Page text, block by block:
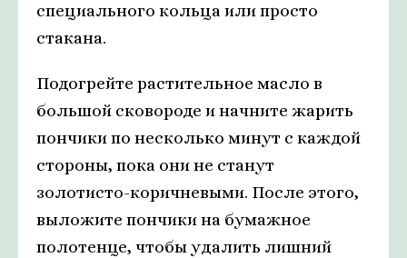
специального кольца или просто
стакана.
Подогрейте растительное масло в
большой сковороде и начните жарить
пончики по несколько минут с каждой
стороны, пока они не станут
золотисто-коричневыми. После этого,
выложите пончики на бумажное
полотенце, чтобы удалить лишний